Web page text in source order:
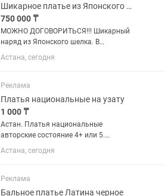
Шикарное платье из Японского шелка
750 000 ₸
МОЖНО ДОГОВОРИТЬСЯ!!! Шикарный
наряд из Японского шелка. В
прекрасном состоянии!
Астана, сегодня
Реклама
Платья национальные на узату
1 000 ₸
Астан. Платья национальные
авторские состояние 4+ или 5.
Ликвидация старой коллекции. От 5000
т платья. Все ручная работа, есть
1000т.
Астана, сегодня
Реклама
Бальное платье Латина черное